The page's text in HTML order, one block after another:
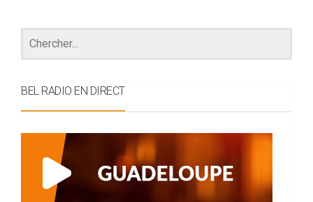
BEL RADIO EN DIRECT